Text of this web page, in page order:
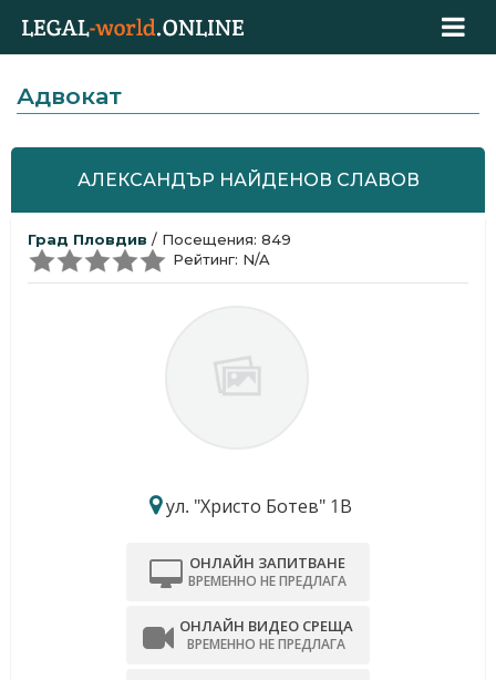
Адвокат
АЛЕКСАНДЪР НАЙДЕНОВ СЛАВОВ
Град Пловдив / Посещения: 849
Рейтинг: N/A
ул. "Христо Ботев" 1В
ОНЛАЙН ЗАПИТВАНЕ
ВРЕМЕННО НЕ ПРЕДЛАГА
ОНЛАЙН ВИДЕО СРЕЩА
ВРЕМЕННО НЕ ПРЕДЛАГА